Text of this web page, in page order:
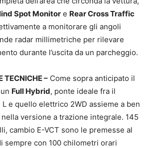
Spot Monitor e Rear Cross Traffic
a monitorare gli angoli
radar millimetriche per rilevare
durante l’uscita da un parcheggio.
TECNICHE – Come sopra anticipato il
Full Hybrid, ponte ideale fra il
e quello elettrico 2WD assieme a ben
versione a trazione integrale. 145
cambio E-VCT sono le premesse al
sempre con 100 chilometri orari